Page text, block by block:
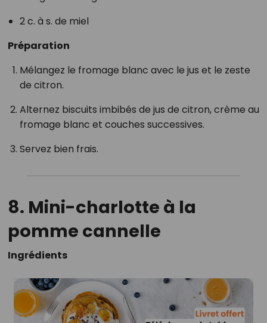
2 c. à s. de miel
Préparation
Mélangez le fromage blanc avec le jus et le zeste
de citron.
Alternez biscuits imbibés de jus de citron, crème au
fromage blanc et couches successives.
Servez bien frais.
8. Mini-charlotte à la
pomme cannelle
Ingrédients